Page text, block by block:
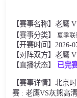
其他转播
【赛事名称】老鹰
【赛事分类】 夏季联
【开赛时间】2026-
【对阵双方】老鹰
【直播状态】
已完
【赛事详情】北京
赛 : 老鹰VS灰熊高